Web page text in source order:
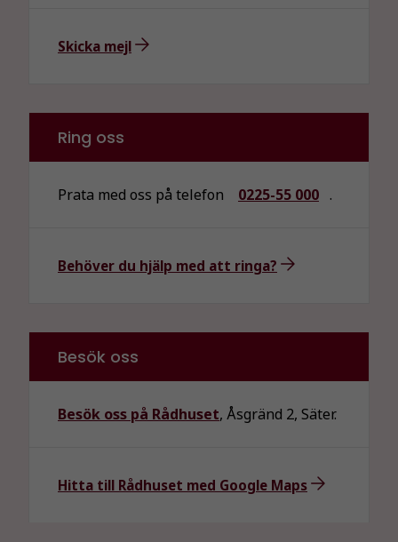
Skicka mejl
Ring oss
Prata med oss på telefon 0225-55 000 .
Behöver du hjälp med att ringa?
Besök oss
Besök oss på Rådhuset, Åsgränd 2, Säter.
Hitta till Rådhuset med Google Maps